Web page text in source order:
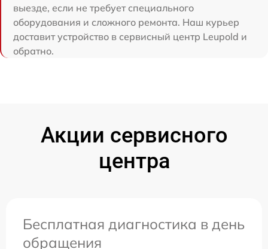
выезде, если не требует специального
оборудования и сложного ремонта. Наш курьер
доставит устройство в сервисный центр Leupold и
обратно.
Акции сервисного
центра
Бесплатная диагностика в день
обращения